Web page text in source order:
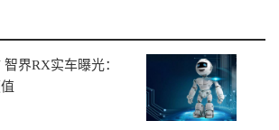
界RX实车曝光：